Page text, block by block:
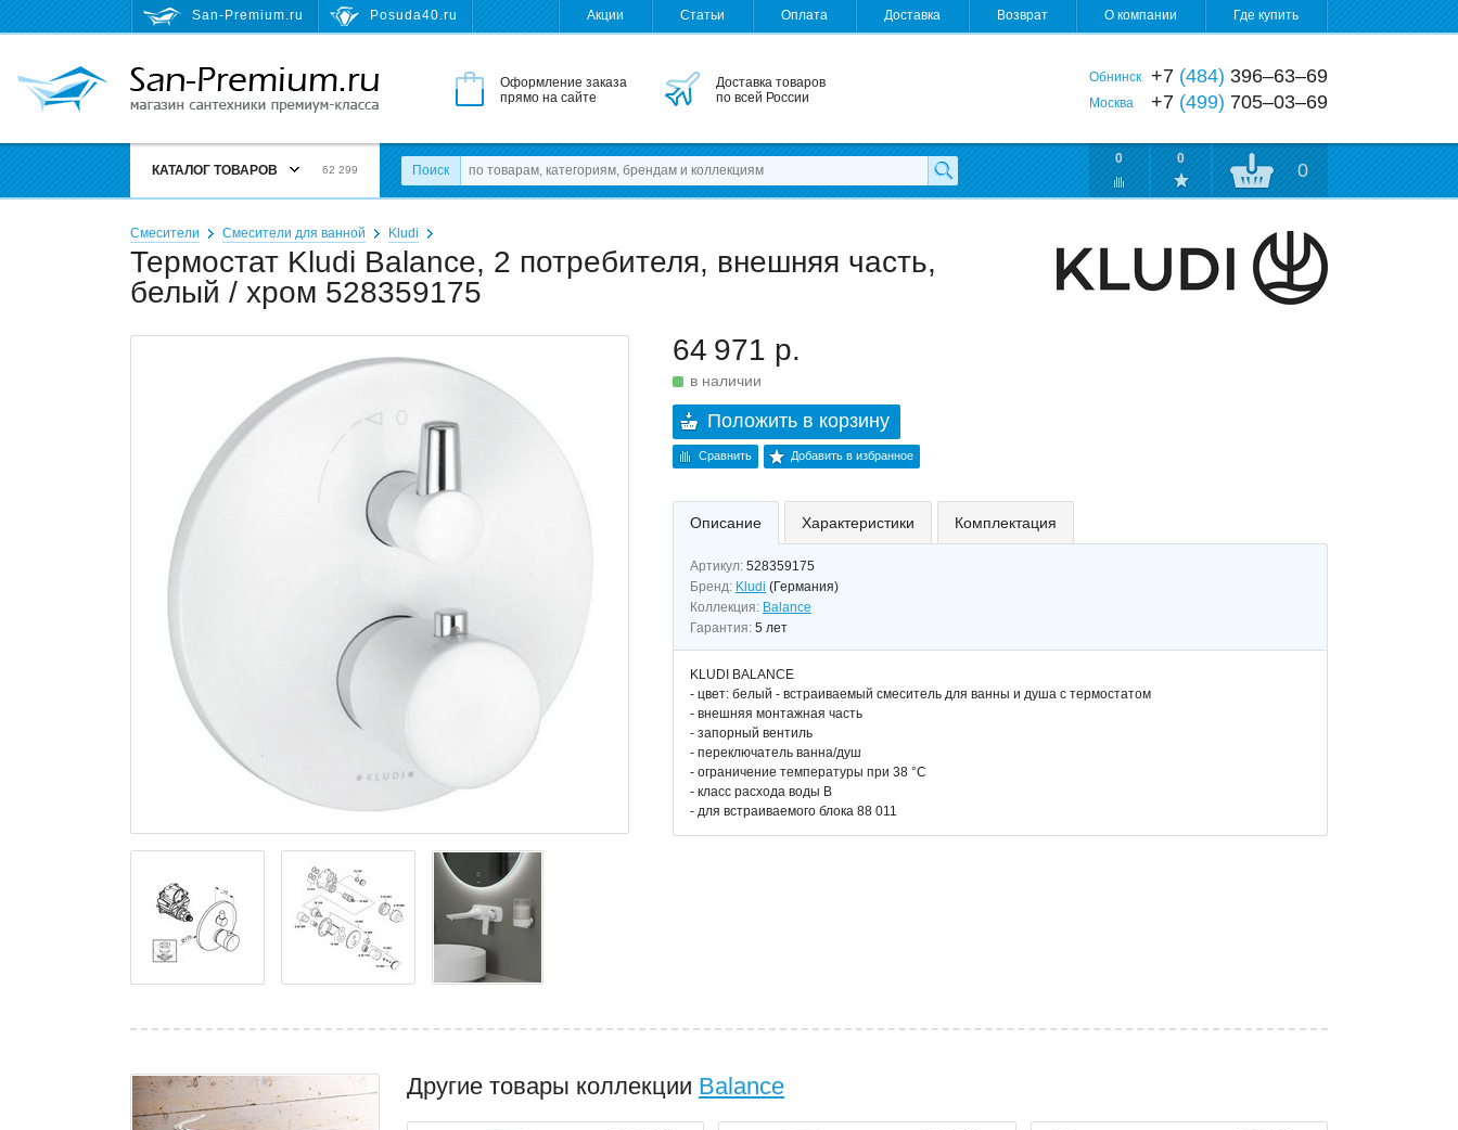
San-Premium.ru Posuda40.ru Акции Статьи Оплата Доставка Возврат О компании Где купить
Оформление заказа
прямо на сайте
Доставка товаров
по всей России
Обнинск +7 (484) 396‒63‒69
Москва +7 (499) 705‒03‒69
КАТАЛОГ ТОВАРОВ 62 299 Поиск
0 0
0
Смесители Смесители для ванной Kludi
Термостат Kludi Balance, 2 потребителя, внешняя часть,
белый / хром 528359175
64 971 р.
в наличии
Положить в корзину
Сравнить Добавить в избранное
Описание Характеристики Комплектация
Артикул: 528359175
Бренд: Kludi (Германия)
Коллекция: Balance
Гарантия: 5 лет
KLUDI BALANCE
- цвет: белый - встраиваемый смеситель для ванны и душа с термостатом
- внешняя монтажная часть
- запорный вентиль
- переключатель ванна/душ
- ограничение температуры при 38 °C
- класс расхода воды В
- для встраиваемого блока 88 011
Другие товары коллекции Balance